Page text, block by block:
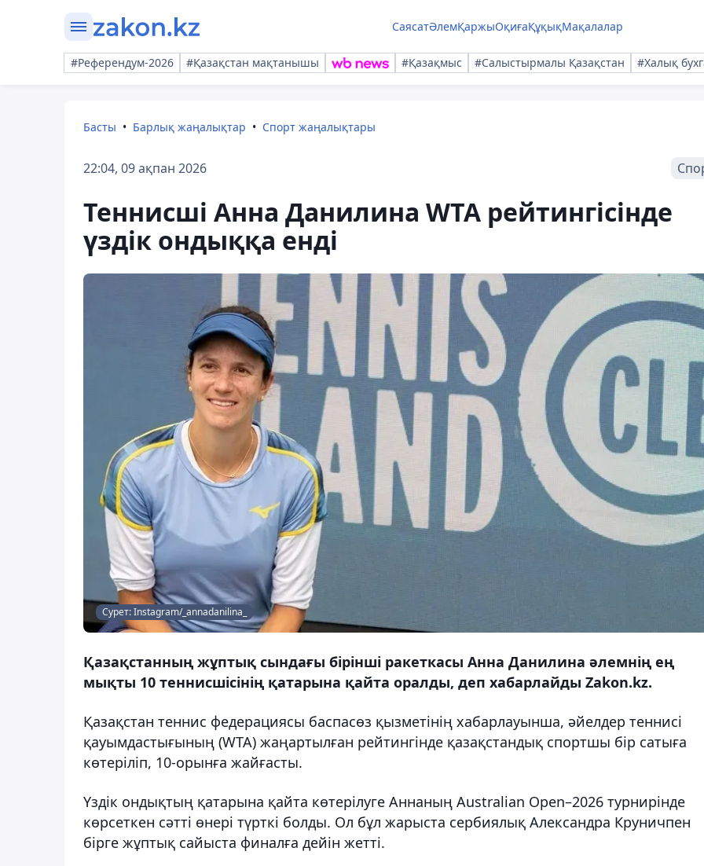
СаясатӘлемҚаржыОқиғаҚұқықМақалалар
#Референдум-2026 #Қазақстан мақтанышы #Қазақмыс #Салыстырмалы Қазақстан #Халық
Басты Барлық жаңалықтар Спорт жаңалықтары
22:04, 09 ақпан 2026
Теннисші Анна Данилина WTA рейтингісінде
үздік ондыққа енді
Сурет: Instagram/_annadanilina_
Қазақстанның жұптық сындағы бірінші ракеткасы Анна Данилина әлемнің ең
мықты 10 теннисшісінің қатарына қайта оралды, деп хабарлайды Zakon.kz.
Қазақстан теннис федерациясы баспасөз қызметінің хабарлауынша, әйелдер теннисі
қауымдастығының (WTA) жаңартылған рейтингінде қазақстандық спортшы бір сатыға
көтеріліп, 10-орынға жайғасты.
Үздік ондықтың қатарына қайта көтерілуге Аннаның Australian Open–2026 турнирінде
көрсеткен сәтті өнері түрткі болды. Ол бұл жарыста сербиялық Александра Круничпен
бірге жұптық сайыста финалға дейін жетті.